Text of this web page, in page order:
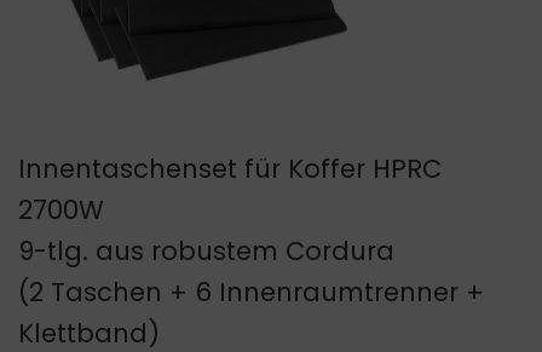
Innentaschenset für Koffer HPRC
2700W
9-tlg. aus robustem Cordura
(2 Taschen + 6 Innenraumtrenner +
Klettband)